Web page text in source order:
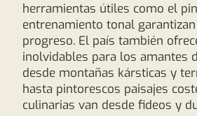
herramientas útiles como el
entrenamiento tonal
progreso. El país también
inolvidables para los amantes
desde montañas kársticas y
hasta pintorescos paisajes
culinarias van desde fideos y